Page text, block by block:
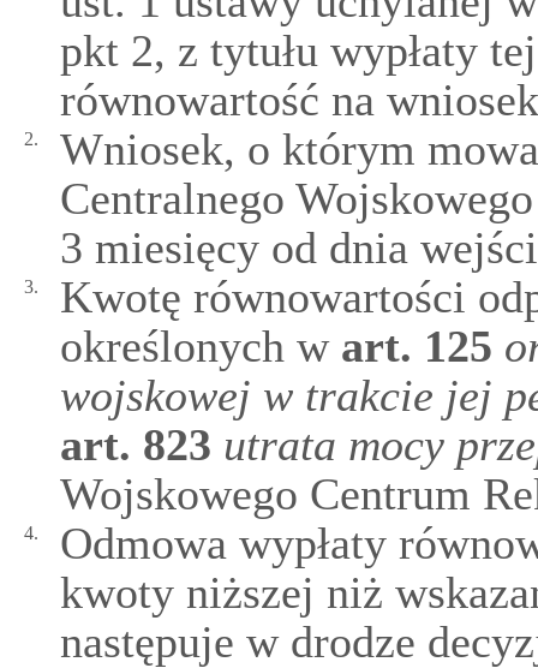
pkt 2, z tytułu wypłaty
równowartość na
2.
Wniosek, o którym
Centralnego
3 miesięcy od dnia
3.
Kwotę równowartości
określonych wart. 125
wojskowej w trakcie jej
art. 823 utrata mocy
Wojskowego Centrum
4.
Odmowa wypłaty
kwoty niższej niż
następuje w drodze